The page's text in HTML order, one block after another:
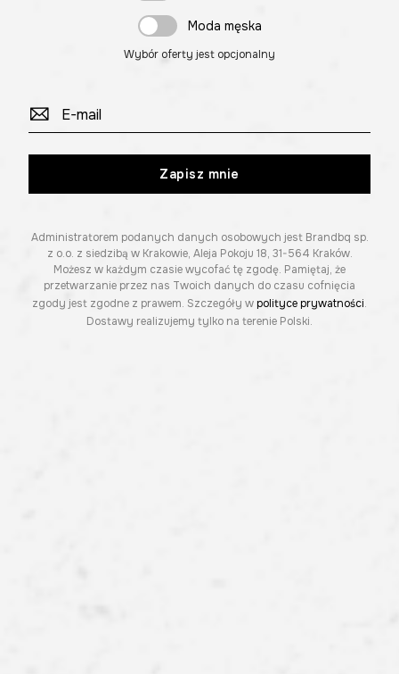
Moda męska
Wybór oferty jest opcjonalny
Zapisz mnie
Administratorem podanych danych osobowych jest Brandbq sp.
z o.o. z siedzibą w Krakowie, Aleja Pokoju 18, 31-564 Kraków.
Możesz w każdym czasie wycofać tę zgodę. Pamiętaj, że
przetwarzanie przez nas Twoich danych do czasu cofnięcia
zgody jest zgodne z prawem. Szczegóły w polityce prywatności.
Dostawy realizujemy tylko na terenie Polski.